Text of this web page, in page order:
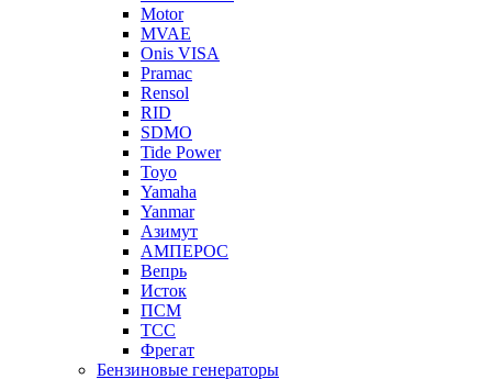
Motor
MVAE
Onis VISA
Pramac
Rensol
RID
SDMO
Tide Power
Toyo
Yamaha
Yanmar
Азимут
АМПЕРОС
Вепрь
Исток
ПСМ
ТСС
Фрегат
Бензиновые генераторы